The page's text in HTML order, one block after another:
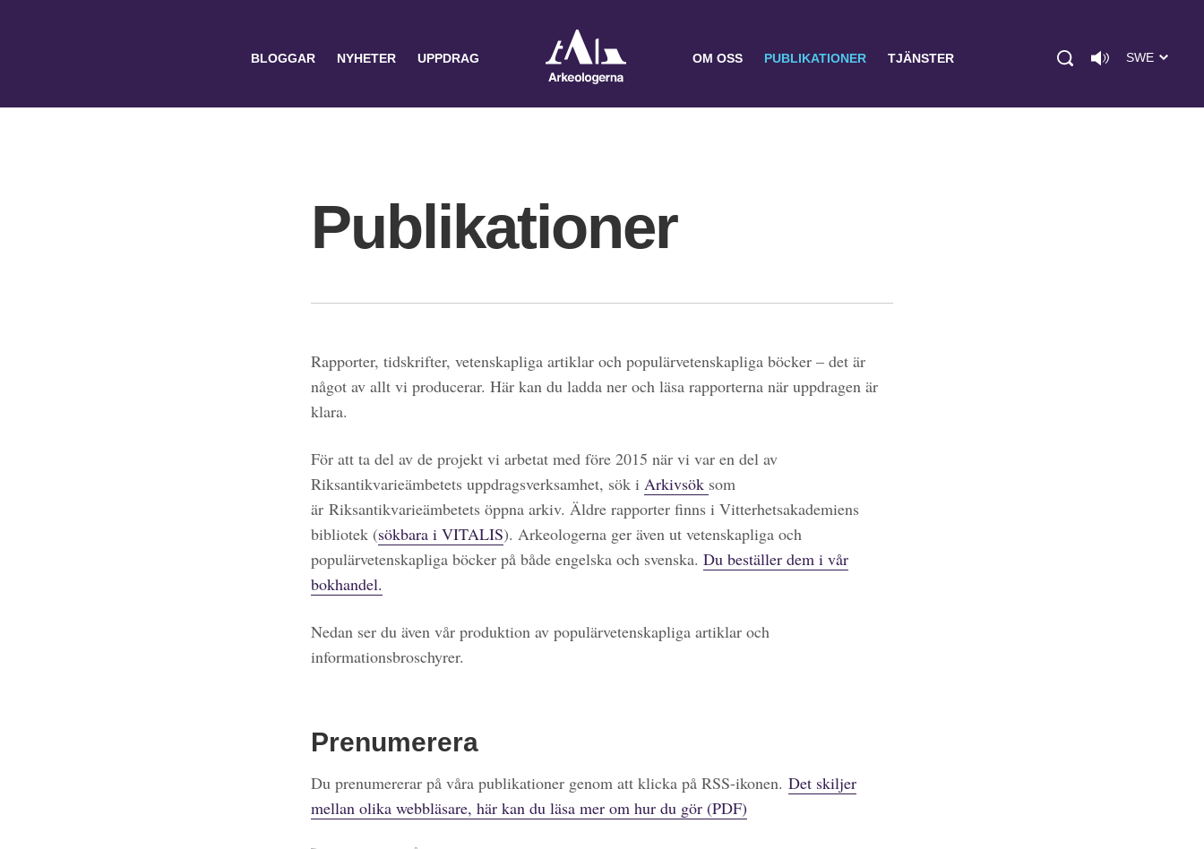
BLOGGAR NYHETER UPPDRAG OM OSS PUBLIKATIONER TJÄNSTER SWE
Publikationer
Rapporter, tidskrifter, vetenskapliga artiklar och populärvetenskapliga böcker – det är
något av allt vi producerar. Här kan du ladda ner och läsa rapporterna när uppdragen är
klara.
För att ta del av de projekt vi arbetat med före 2015 när vi var en del av
Riksantikvarieämbetets uppdragsverksamhet, sök i Arkivsök som
är Riksantikvarieämbetets öppna arkiv. Äldre rapporter finns i Vitterhetsakademiens
bibliotek (sökbara i VITALIS). Arkeologerna ger även ut vetenskapliga och
populärvetenskapliga böcker på både engelska och svenska. Du beställer dem i vår
bokhandel.
Nedan ser du även vår produktion av populärvetenskapliga artiklar och
informationsbroschyrer.
Prenumerera
Du prenumererar på våra publikationer genom att klicka på RSS-ikonen. Det skiljer
mellan olika webbläsare, här kan du läsa mer om hur du gör (PDF)